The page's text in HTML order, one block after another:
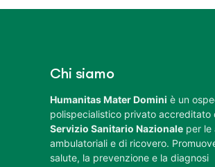
Chi siamo
Humanitas Mater Domini è un
polispecialistico privato accreditato
Servizio Sanitario Nazionale per le
ambulatoriali e di ricovero.
salute, la prevenzione e la diagnosi